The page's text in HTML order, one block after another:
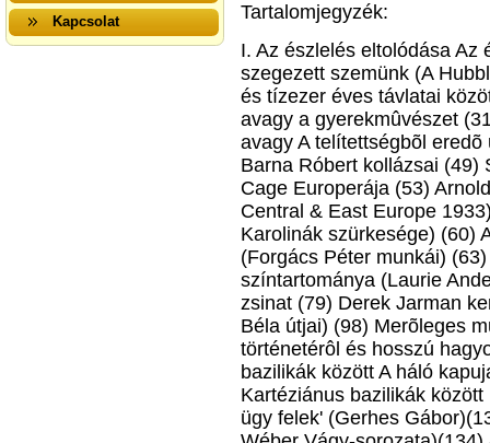
Kapcsolat
Tartalomjegyzék:
I. Az észlelés eltolódása Az
szegezett szemünk (A
és tízezer éves távlatai
avagy a gyerekmûvészet
avagy A telítettségbõl
Barna Róbert kollázsai (49)
Cage Europerája (53)
Central & East Europe
Karolinák szürkesége) (60)
(Forgács Péter munkái)
színtartománya (Laurie
zsinat (79) Derek Jarman
Béla útjai) (98) Merõleges
történetérôl és hosszú
bazilikák között A háló
Kartéziánus bazilikák
ügy felek' (Gerhes